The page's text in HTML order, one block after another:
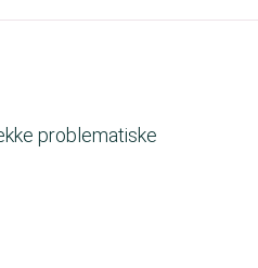
problematiske